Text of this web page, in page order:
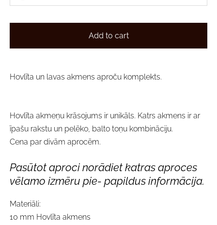
Add to cart
Hovlīta un lavas akmens aproču komplekts.
Hovlīta akmeņu krāsojums ir unikāls. Katrs akmens ir ar
īpašu rakstu un pelēko, balto toņu kombināciju.
Cena par divām aprocēm.
Pasūtot aproci norādiet katras aproces
vēlamo izmēru pie- papildus informācija.
Materiāli:
10 mm Hovlīta akmens